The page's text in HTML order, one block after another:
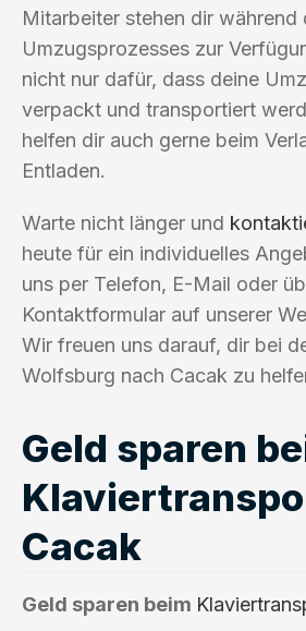
Mitarbeiter stehen dir während
Umzugsprozesses zur
nicht nur dafür, dass deine
verpackt und transportiert
helfen dir auch gerne beim
Entladen.
Warte nicht länger und
heute für ein individuelles
uns per Telefon, E-Mail oder
Kontaktformular auf unserer
Wir freuen uns darauf, dir bei
Wolfsburg nach Cacak zu
Geld sparen
Cacak
Geld sparen beim